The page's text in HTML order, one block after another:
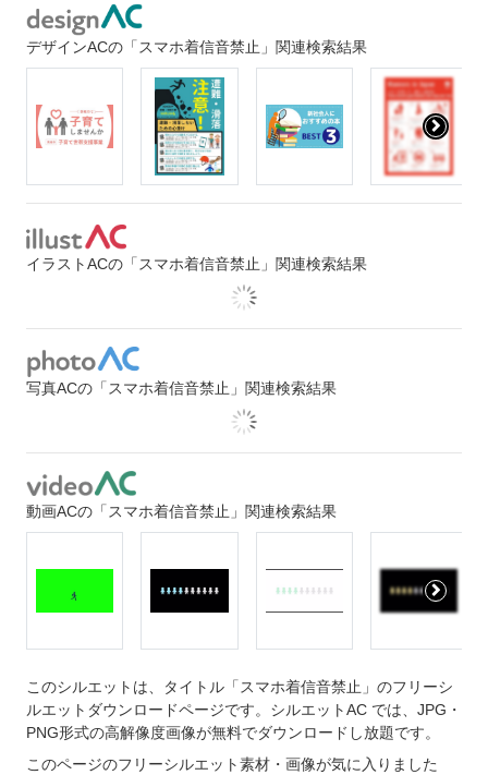
デザインACの「スマホ着信音禁止」関連検索結果
イラストACの「スマホ着信音禁止」関連検索結果
写真ACの「スマホ着信音禁止」関連検索結果
動画ACの「スマホ着信音禁止」関連検索結果
このシルエットは、タイトル「スマホ着信音禁止」のフリーシ
ルエットダウンロードページです。シルエットAC では、JPG・
PNG形式の高解像度画像が無料でダウンロードし放題です。
このページのフリーシルエット素材・画像が気に入りました